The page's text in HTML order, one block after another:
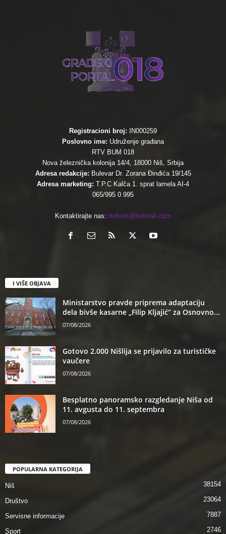
Registracioni broj:
IN000259
Poslovno ime: Udruženje građana
RTV BUM 018
Nova železnička kolonija 14/4, 18000 Niš, Srbija
Adresa redakcije: Bulevar Dr. Zorana Đinđića 19/145
Adresa marketing: T.P.C Kalča 1. sprat lamela AI-4
065/995 0 995
Kontaktirajte nas: rtvbum@hotmail.com
I VIŠE OBJAVA
Ministarstvo pravde priprema adaptaciju
dela bivše kasarne „Filip Kljajić” za Osnovno...
07/08/2026
Gotovo 2.000 Nišlija se prijavilo za turističke
vaučere
07/08/2026
Besplatno panoramsko razgledanje Niša od
11. avgusta do 11. septembra
07/08/2026
POPULARNA KATEGORIJA
Niš 38154
Društvo 23064
Servisne informacije 7887
Sport 2746